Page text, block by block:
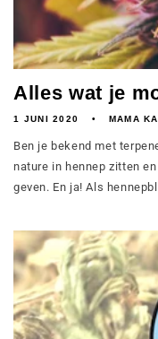
Alles wat je
1 JUNI 2020 MAMA
Ben je bekend met
nature in hennep zitten
geven. En ja! Als